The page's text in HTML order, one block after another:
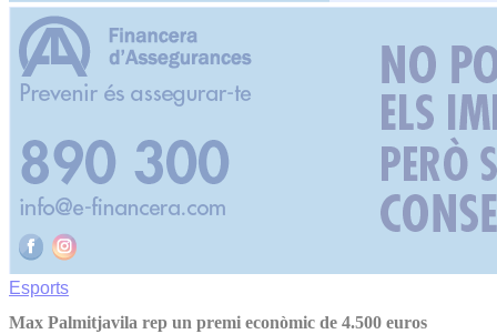
Esports
Max Palmitjavila rep un premi econòmic de 4.500 euros